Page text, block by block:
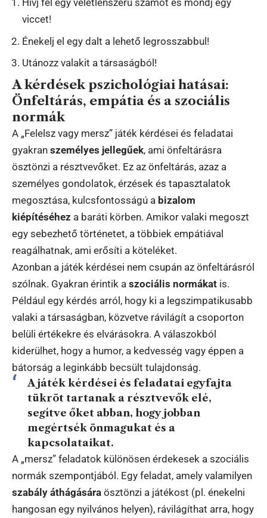
Hívj fel egy véletlenszerű számot és mondj egy
viccet!
Énekelj el egy dalt a lehető legrosszabbul!
Utánozz valakit a társaságból!
A kérdések pszichológiai hatásai:
Önfeltárás, empátia és a szociális
normák
A „Felelsz vagy mersz” játék kérdései és feladatai
gyakran személyes jellegűek, ami önfeltárásra
ösztönzi a résztvevőket. Ez az önfeltárás, azaz a
személyes gondolatok, érzések és tapasztalatok
megosztása, kulcsfontosságú a bizalom
kiépítéséhez a baráti körben. Amikor valaki megoszt
egy sebezhető történetet, a többiek empátiával
reagálhatnak, ami erősíti a köteléket.
Azonban a játék kérdései nem csupán az önfeltárásról
szólnak. Gyakran érintik a szociális normákat is.
Például egy kérdés arról, hogy ki a legszimpatikusabb
valaki a társaságban, közvetve rávilágít a csoporton
belüli értékekre és elvárásokra. A válaszokból
kiderülhet, hogy a humor, a kedvesség vagy éppen a
bátorság a leginkább becsült tulajdonság.
A játék kérdései és feladatai egyfajta
tükröt tartanak a résztvevők elé,
segítve őket abban, hogy jobban
megértsék önmagukat és a
kapcsolataikat.
A „mersz” feladatok különösen érdekesek a szociális
normák szempontjából. Egy feladat, amely valamilyen
szabály áthágására ösztönzi a játékost (pl. énekelni
hangosan egy nyilvános helyen), rávilágíthat arra, hogy